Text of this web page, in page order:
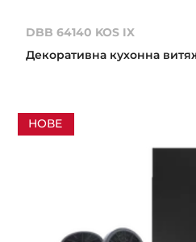
DBB 64140 KOS IX
Декоративна кухонна
НОВЕ